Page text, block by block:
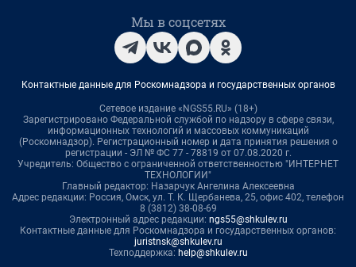
Мы в соцсетях
Контактные данные для Роскомнадзора и государственных органов
Сетевое издание «NGS55.RU» (18+)
Зарегистрировано Федеральной службой по надзору в сфере связи,
информационных технологий и массовых коммуникаций
(Роскомнадзор). Регистрационный номер и дата принятия решения о
регистрации - ЭЛ № ФС 77 - 78819 от 07.08.2020 г.
Учредитель: Общество с ограниченной ответственностью "ИНТЕРНЕТ
ТЕХНОЛОГИИ"
Главный редактор: Назарчук Ангелина Алексеевна
Адрес редакции: Россия, Омск, ул. Т. К. Щербанева, 25, офис 402, телефон
8 (3812) 38-08-69
Электронный адрес редакции: ngs55@shkulev.ru
Контактные данные для Роскомнадзора и государственных органов:
juristnsk@shkulev.ru
Техподдержка: help@shkulev.ru